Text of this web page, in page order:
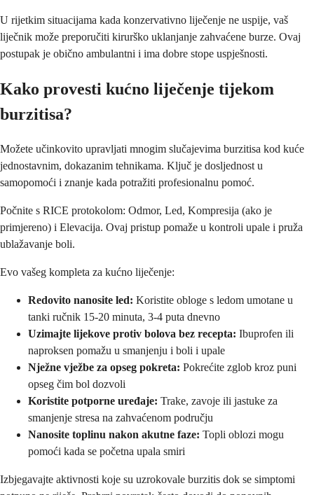
U rijetkim situacijama kada konzervativno liječenje ne uspije, vaš
liječnik može preporučiti kirurško uklanjanje zahvaćene burze. Ovaj
postupak je obično ambulantni i ima dobre stope uspješnosti.
Kako provesti kućno liječenje tijekom
burzitisa?
Možete učinkovito upravljati mnogim slučajevima burzitisa kod kuće
jednostavnim, dokazanim tehnikama. Ključ je dosljednost u
samopomoći i znanje kada potražiti profesionalnu pomoć.
Počnite s RICE protokolom: Odmor, Led, Kompresija (ako je
primjereno) i Elevacija. Ovaj pristup pomaže u kontroli upale i pruža
ublažavanje boli.
Evo vašeg kompleta za kućno liječenje:
Redovito nanosite led: Koristite obloge s ledom umotane u
tanki ručnik 15-20 minuta, 3-4 puta dnevno
Uzimajte lijekove protiv bolova bez recepta: Ibuprofen ili
naproksen pomažu u smanjenju i boli i upale
Nježne vježbe za opseg pokreta: Pokrećite zglob kroz puni
opseg čim bol dozvoli
Koristite potporne uređaje: Trake, zavoje ili jastuke za
smanjenje stresa na zahvaćenom području
Nanosite toplinu nakon akutne faze: Topli oblozi mogu
pomoći kada se početna upala smiri
Izbjegavajte aktivnosti koje su uzrokovale burzitis dok se simptomi